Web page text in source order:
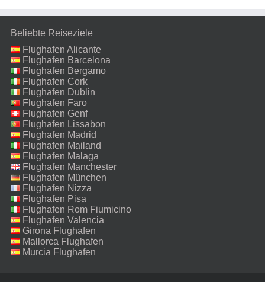
Beliebte Reiseziele
Flughafen Alicante
Flughafen Barcelona
Flughafen Bergamo
Flughafen Cork
Flughafen Dublin
Flughafen Faro
Flughafen Genf
Flughafen Lissabon
Flughafen Madrid
Flughafen Mailand
Malpensa
Flughafen Malaga
Flughafen Manchester
Flughafen München
Flughafen Nizza
Flughafen Pisa
Flughafen Rom Fiumicino
Flughafen Valencia
Girona Flughafen
Mallorca Flughafen
Murcia Flughafen